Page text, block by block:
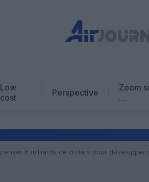
Low
cost
Perspective
Zoom
…
Avis
6 milliards de dollars pour développer